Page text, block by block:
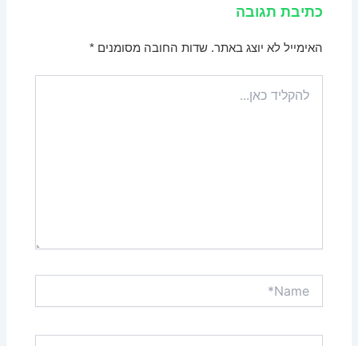
כתיבת תגובה
האימייל לא יוצג באתר. שדות החובה מסומנים*
כאן...